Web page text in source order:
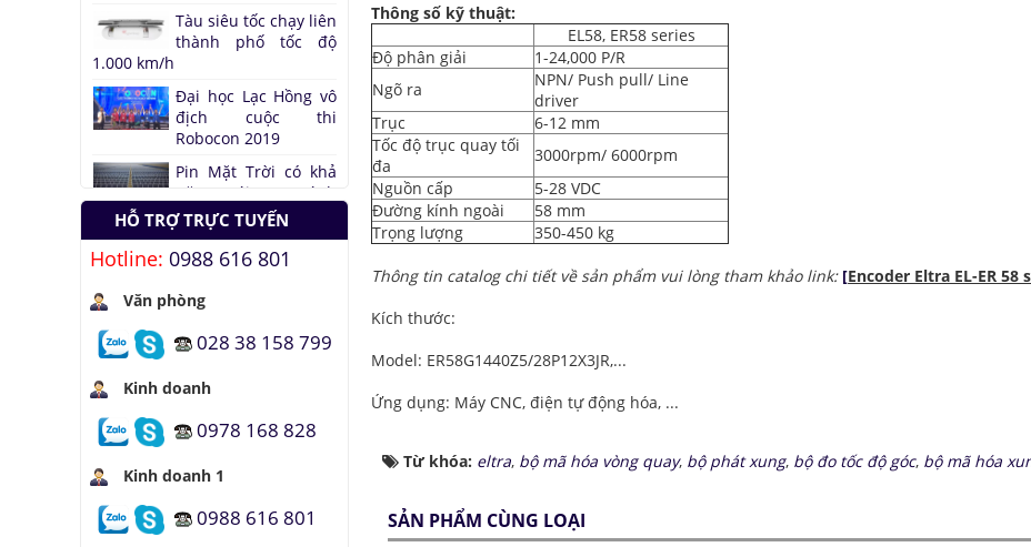
Thông số kỹ thuật:
EL58, ER58 series
Độ phân giải
1-24,000 P/R
Ngõ ra
NPN/ Push pull/ Line
driver
Trục
6-12 mm
Tốc độ trục quay tối
đa
3000rpm/ 6000rpm
Nguồn cấp
5-28 VDC
Đường kính ngoài
58 mm
Trọng lượng
350-450 kg
Thông tin catalog chi tiết về sản phẩm vui lòng tham khảo link: [Encoder Eltra EL-ER 58
Kích thước:
Model: ER58G1440Z5/28P12X3JR,...
Ứng dụng: Máy CNC, điện tự động hóa, ...
Từ khóa: eltra, bộ mã hóa vòng quay, bộ phát xung, bộ đo tốc độ góc, bộ mã hóa
SẢN PHẨM CÙNG LOẠI
Đại học Lạc Hồng vô
Pin Mặt Trời có khả
năng tái tạo ánh
Đảo ngược quá trình
quang hợp để tạo
nhiên liệu
Hầm đỗ xe tự động
Nhật
Áo chống đạn xuyên
loại
của trí tuệ nhân tạo
Lưu trữ hình ảnh kỹ
HỖ TRỢ TRỰC TUYẾN
Hotline: 0988 616 801
Văn phòng
028 38 158 799
Kinh doanh
0978 168 828
Kinh doanh 1
0988 616 801